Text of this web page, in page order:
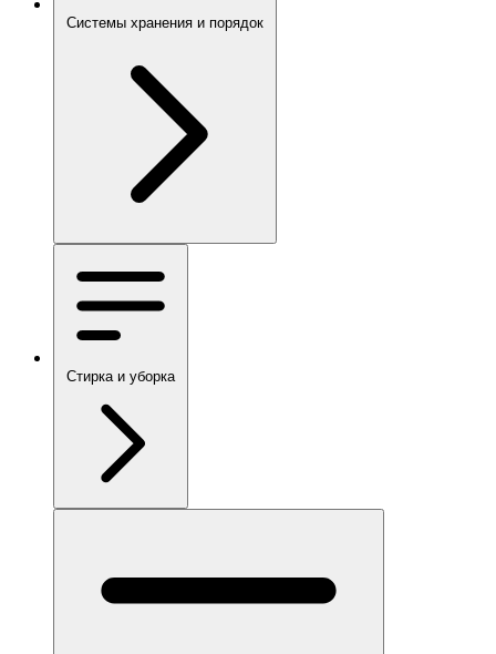
Системы хранения и порядок
Стирка и уборка